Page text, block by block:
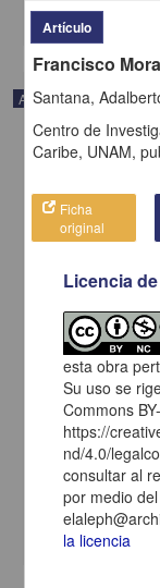
Artículo
Costa Rica nunca
Corrales Arias,
Latina y el Caribe,
2021-02-05
Multidisciplina
Artículo
Francisco
Santana,
Centro de
Caribe, UNAM,
Ficha
original
Licencia
esta obra
Su uso se
Commons
https://
nd/4.0/
consultar al
por medio
la licencia